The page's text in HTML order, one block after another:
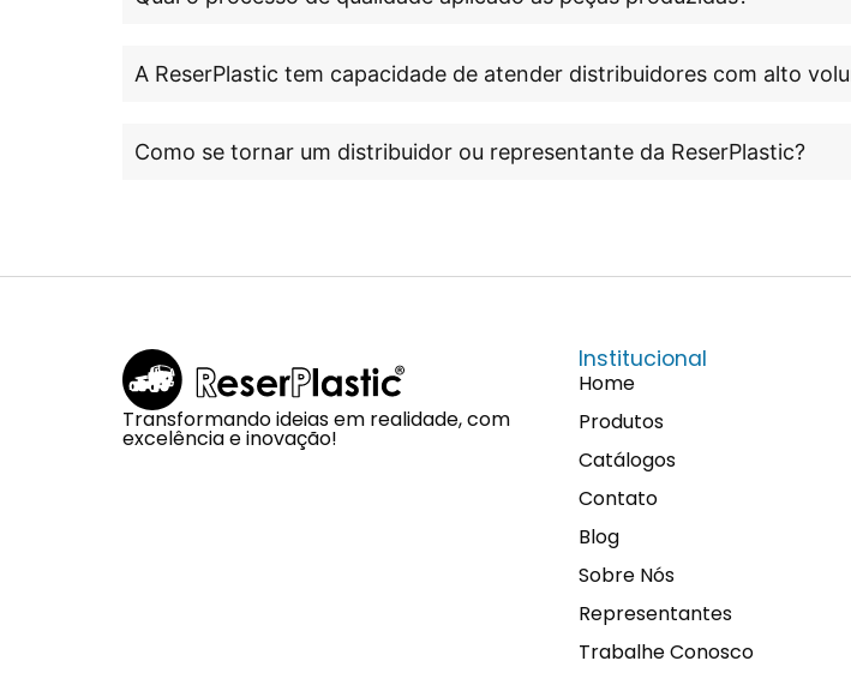
A ReserPlastic tem capacidade de atender distribuidores com alto
Como se tornar um distribuidor ou representante da ReserPlastic?
Transformando ideias em realidade, com
excelência e inovação!
Institucional
Home
Produtos
Catálogos
Contato
Blog
Sobre Nós
Representantes
Trabalhe Conosco